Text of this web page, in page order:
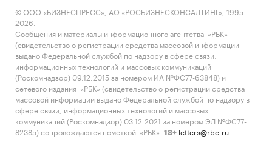
© ООО «БИЗНЕСПРЕСС», АО «РОСБИЗНЕСКОНСАЛТИНГ», 1995-
2026.
Сообщения и материалы информационного агентства «РБК»
(свидетельство о регистрации средства массовой информации
выдано Федеральной службой по надзору в сфере связи,
информационных технологий и массовых коммуникаций
(Роскомнадзор) 09.12.2015 за номером ИА №ФС77-63848) и
сетевого издания «РБК» (свидетельство о регистрации средства
массовой информации выдано Федеральной службой по надзору в
сфере связи, информационных технологий и массовых
коммуникаций (Роскомнадзор) 03.12.2021 за номером ЭЛ №ФС77-
82385) сопровождаются пометкой «РБК».
18+ letters@rbc.ru